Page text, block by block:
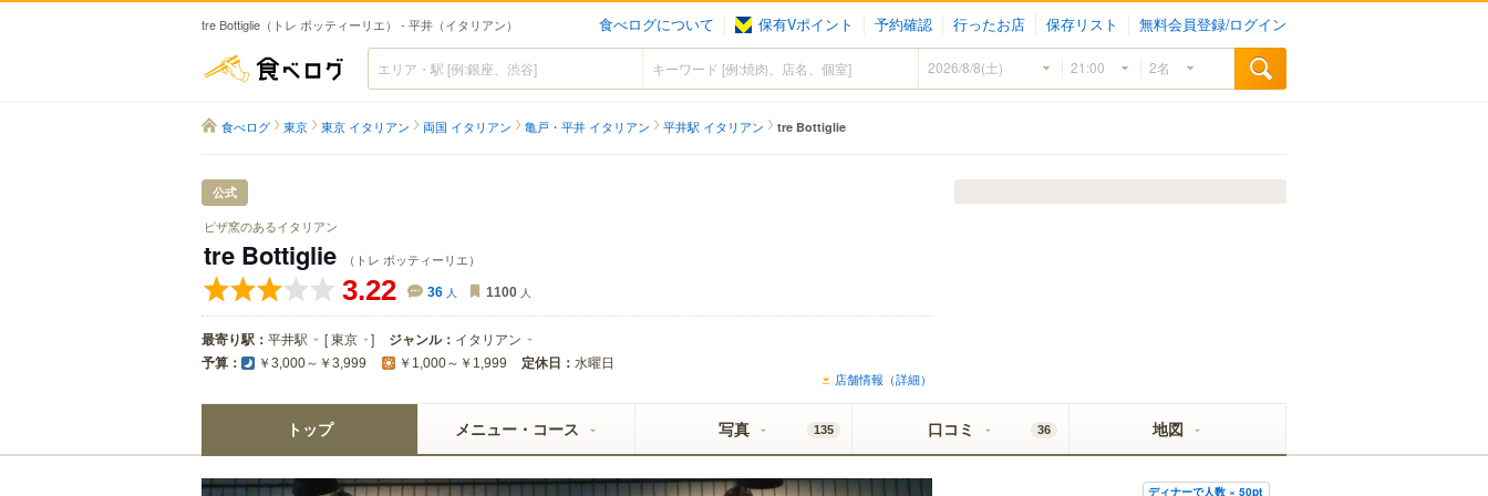
tre Bottiglie（トレ ボッティーリエ） - 平井（イタリアン） 食べログについて 保有Vポイント 予約確認 行ったお店 保存リスト 無料会員登録/ログイン
食べログ
食べログ 東京 東京 イタリアン 両国 イタリアン 亀戸・平井 イタリアン 平井駅 イタリアン tre Bottiglie
公式
ピザ窯のあるイタリアン
tre Bottiglie （トレ ボッティーリエ）
3.22 36 人 1100 人
最寄り駅： 平井駅 [東京 ] ジャンル： イタリアン
予算： ￥3,000～￥3,999 ￥1,000～￥1,999 定休日： 水曜日
店舗情報（詳細）
トップ メニュー・コース 写真 135 口コミ 36 地図
ディナーで人数 × 50pt